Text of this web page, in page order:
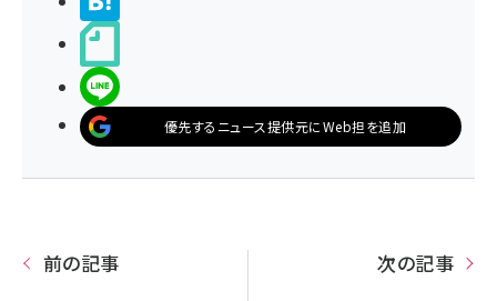
優先するニュース提供元にWeb担を追加
前の記事 次の記事